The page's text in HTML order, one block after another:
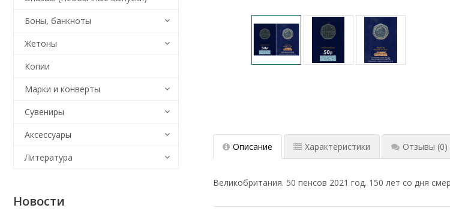
Описание Характеристики Отзывы (0)
Великобритания. 50 пенсов 2021 год. 150 лет со дня
Боны, банкноты
Жетоны
Копии
Марки и конверты
Сувениры
Аксессуары
Литература
Новости